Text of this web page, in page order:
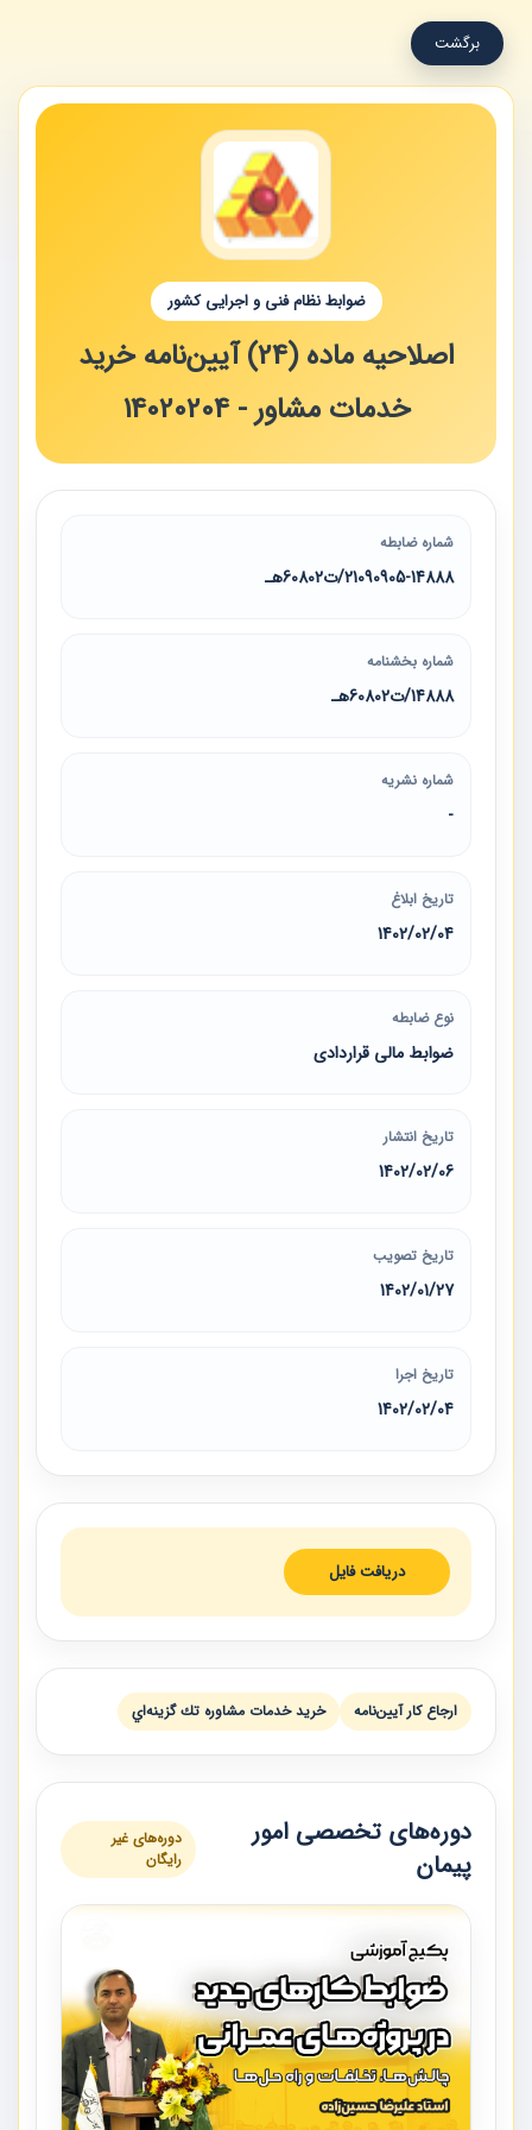
برگشت
ضوابط نظام فنی و اجرایی کشور
اصلاحیه ماده (24) آیین‌نامه خرید
خدمات مشاور - 14020204
شماره ضابطه
21090905-14888/ت60802هـ
شماره بخشنامه
14888/ت60802هـ
شماره نشریه
-
تاریخ ابلاغ
1402/02/04
نوع ضابطه
ضوابط مالی قراردادی
تاریخ انتشار
1402/02/06
تاریخ تصویب
1402/01/27
تاریخ اجرا
1402/02/04
دریافت فایل
ارجاع كار آيين‌نامه خريد خدمات مشاوره تك گزينه‌اي
دوره‌های تخصصی امور
پیمان
دوره‌های غیر
رایگان